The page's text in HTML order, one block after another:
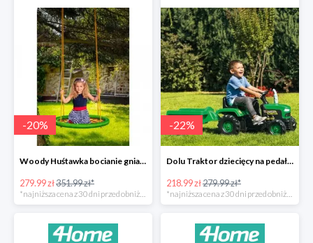
-20%
Woody Huśtawka bocianie gniazdo -20%
279.99 zł351.99 zł*
*najniższa cena z 30 dni przed obniżką
-22%
Dolu Traktor dziecięcy na pedały z przyczepką -22%
218.99 zł279.99 zł*
*najniższa cena z 30 dni przed obniżką